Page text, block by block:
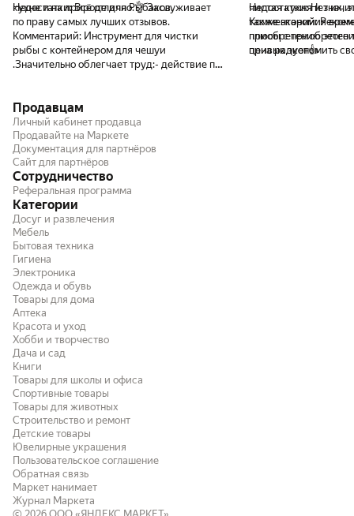
кухне и на природе для Рыбаков.
Недостатки: Всё отлично.👌 Заслуживает
по праву самых лучших отзывов.
Комментарий: Инструмент для чистки
рыбы с контейнером для чешуи
.Значительно облегчает труд:- действие по
заказом. Особенно радует качество и
стильный инструмент.Спасибо продавцу и
Яндекс доставке.Рекомендую .
чистая кухня и
также экономия
плюсы с
цена радует👍
Недостатки: Нет их,
Комментарий:
приобретению этого
привык экономить
Продавцам
Личный кабинет продавца
Продавайте на Маркете
Документация для партнёров
Сайт для партнёров
Сотрудничество
Реферальная программа
Категории
Досуг и развлечения
Мебель
Бытовая техника
Гигиена
Электроника
Одежда и обувь
Товары для дома
Аптека
Красота и уход
Хобби и творчество
Дача и сад
Книги
Товары для школы и офиса
Спортивные товары
Товары для животных
Строительство и ремонт
Детские товары
Ювелирные украшения
Пользовательское соглашение
Обратная связь
Маркет нанимает
Журнал Маркета